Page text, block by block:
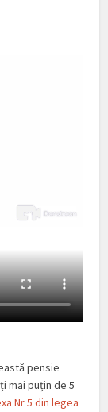
pensie
mai puțin de 5
Nr 5 din legea